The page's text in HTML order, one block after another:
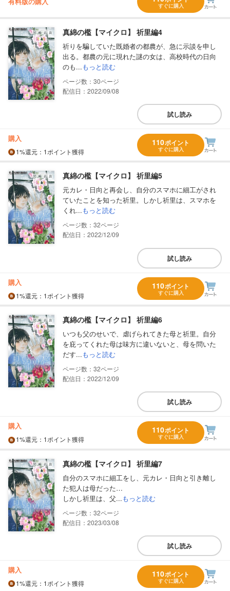
すぐに購入
真綿の檻【マイクロ】 祈里編4
祈りを騙していた既婚者の都農が、急に示談を申し
出る。都農の元に現れた謎の女は、高校時代の日向
のも...もっと読む
30
配信日：2022/09/08
試し読み
購入
1%還元 ：1ポイント獲得
110ポイント
すぐに購入
真綿の檻【マイクロ】 祈里編5
元カレ・日向と再会し、自分のスマホに細工がされ
ていたことを知った祈里。しかし祈里は、スマホを
くれ...もっと読む
32
配信日：2022/12/09
試し読み
購入
1%還元 ：1ポイント獲得
110ポイント
すぐに購入
真綿の檻【マイクロ】 祈里編6
いつも父のせいで、虐げられてきた母と祈里。自分
を庇ってくれた母は味方に違いないと、母を問いた
だす...もっと読む
32
配信日：2022/12/09
試し読み
購入
1%還元 ：1ポイント獲得
110ポイント
すぐに購入
真綿の檻【マイクロ】 祈里編7
自分のスマホに細工をし、元カレ・日向と引き離し
た犯人は母だった…
しかし祈里は、父...もっと読む
32
配信日：2023/03/08
試し読み
購入
1%還元 ：1ポイント獲得
110ポイント
すぐに購入